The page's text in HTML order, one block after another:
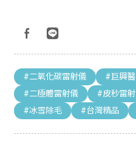
#二氧化碳雷射儀 #巨興
#二極體雷射儀
#皮秒雷射
#冰雪除毛
#台灣精品